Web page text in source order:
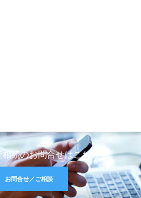
続のお問合せはこちら
お問合せ／ご相談